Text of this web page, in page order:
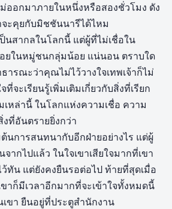
ออกมาภายในหนึ่งหรือสองชั่วโมง ดัง
จะคุยกับมิชชันนารีได้ไหม
ป็นสากลในโลกนี้ แต่ผู้ที่ไม่เชื่อใน
ยในหมู่ชนกลุ่มน้อย แน่นอน ตราบใด
รณะว่าคุณไม่ไว้วางใจเทพเจ้าก็ไม่
ที่จะเรียนรู้เพิ่มเติมเกี่ยวกับสิ่งที่เรียก
เหล่านี้ ในโลกแห่งความเชื่อ ความ
งที่อันตรายยิ่งกว่า
ต้นการสนทนากับอีกฝ่ายอย่างไร แต่ผู้
ากไปแล้ว ในใจเขาเสียใจมากที่เขา
ทัน แต่ยังคงยืนรอต่อไป ท้ายที่สุดเมื่อ
าก็มีเวลาอีกมากที่จะเข้าใจทั้งหมดนี้
ขา ยืนอยู่ที่ประตูสำนักงาน